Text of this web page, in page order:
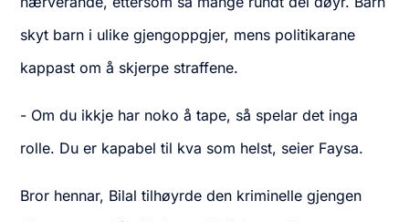
skyt barn i ulike gjengoppgjer, mens politikarane
kappast om å skjerpe straffene.
- Om du ikkje har noko å tape, så spelar det inga
rolle. Du er kapabel til kva som helst, seier Faysa.
Bror hennar, Bilal tilhøyrde den kriminelle gjengen